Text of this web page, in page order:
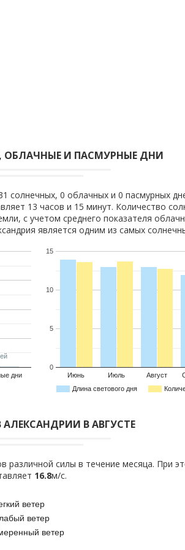
ОБЛАЧНЫЕ И ПАСМУРНЫЕ ДНИ
солнечных, 0 облачных и 0 пасмурных
13 часов и 15 минут. Количество
с учетом среднего показателя
является одним из самых
дни
Длина светового дня
Июнь Июль Август
0
5
10
15
АЛЕКСАНДРИИ В АВГУСТЕ
различной силы в течение месяца. При
16.8м/с.
ветер
ветер
ветер